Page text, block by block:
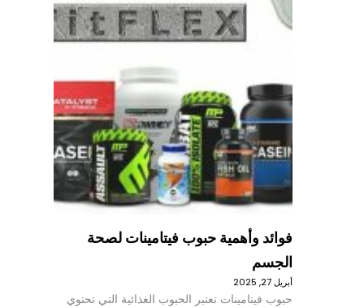
فوائد وأهمية حبوب فيتامينات لصحة
الجسم
أبريل 27, 2025
حبوب فيتامينات تعتبر الحبوب الغذائية التي تحتوي